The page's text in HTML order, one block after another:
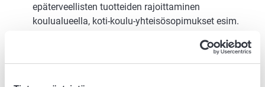
epäterveellisten tuotteiden rajoittaminen
koulualueella, koti-koulu-yhteisösopimukset esim.
ohjata oppilaita esim. järjestöjen tarjoamiin hyvää
ravitsemusta ja ruokaosaamista edistäviin